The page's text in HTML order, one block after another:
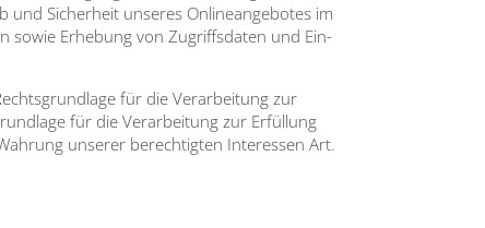
Sicher­heit unse­res Online­an­ge­bo­tes im
sowie Erhe­bung von Zugriffs­da­ten und Ein­
für die Ver­ar­bei­tung zur
für die Ver­ar­bei­tung zur Erfül­lung
unse­rer berech­tig­ten Inter­es­sen Art.